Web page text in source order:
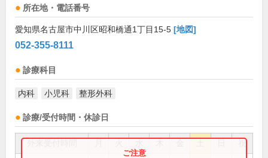
所在地・電話番号
愛知県名古屋市中川区昭和橋通1丁目15-5 [地図]
052-355-8111
診療科目
内科 小児科 整形外科
診療/受付時間・休診日
祝